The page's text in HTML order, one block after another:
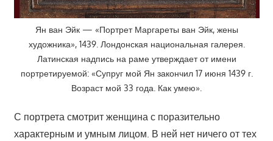
Ян ван Эйк — «Портрет Маргареты ван Эйк, жены
художника», 1439. Лондонская национальная галерея.
Латинская надпись на раме утверждает от имени
портретируемой: «Супруг мой Ян закончил 17 июня 1439 г.
Возраст мой 33 года. Как умею».
С портрета смотрит женщина с поразительно
характерным и умным лицом. В ней нет ничего от тех